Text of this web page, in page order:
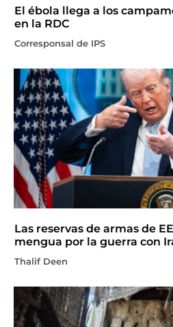
El ébola llega a los
en la RDC
Corresponsal de IPS
Las reservas de armas de
mengua por la guerra con
Thalif Deen